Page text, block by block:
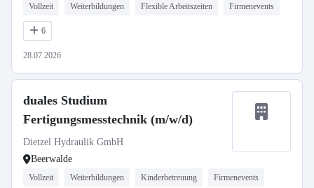
Vollzeit Weiterbildungen Flexible Arbeitszeiten Firmenevents
6
28.07.2026
duales Studium
Fertigungsmesstechnik (m/w/d)
Dietzel Hydraulik GmbH
Beerwalde
Vollzeit Weiterbildungen Kinderbetreuung Firmenevents